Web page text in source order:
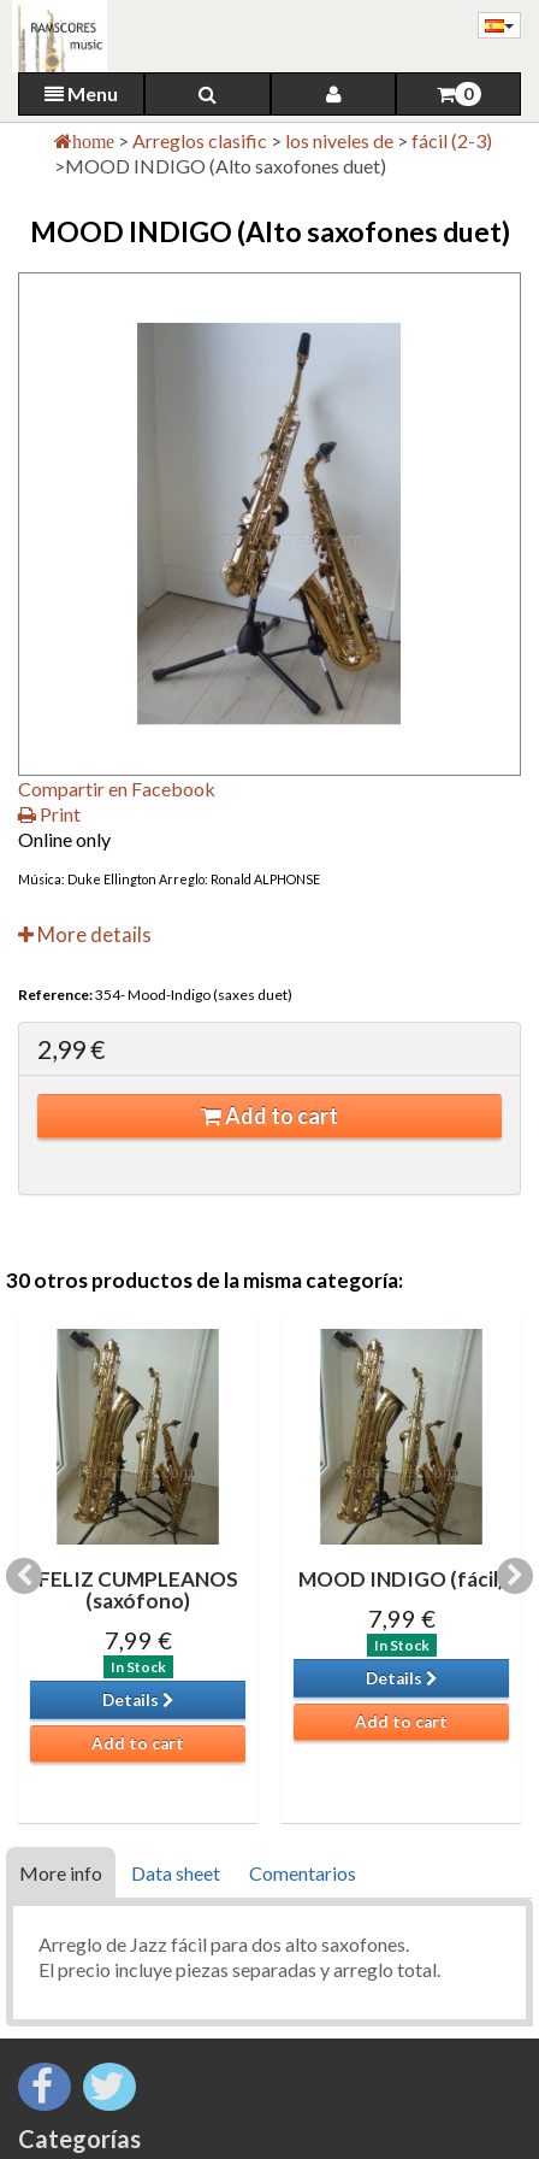
Menu 0
home > Arreglos clasific > los niveles de > fácil (2-3)
>MOOD INDIGO (Alto saxofones duet)
MOOD INDIGO (Alto saxofones duet)
Compartir en Facebook
Print
Online only
Música: Duke Ellington Arreglo: Ronald ALPHONSE
More details
Reference:354- Mood-Indigo (saxes duet)
2,99 €
Add to cart
30 otros productos de la misma categoría:
FELIZ CUMPLEANOS
(saxófono)
7,99 €
In Stock
Details
Add to cart
MOOD INDIGO (fácil)
7,99 €
In Stock
Details
Add to cart
More info Data sheet Comentarios
Arreglo de Jazz fácil para dos alto saxofones.
El precio incluye piezas separadas y arreglo total.
Categorías